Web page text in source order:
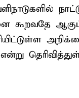
கூறவதே